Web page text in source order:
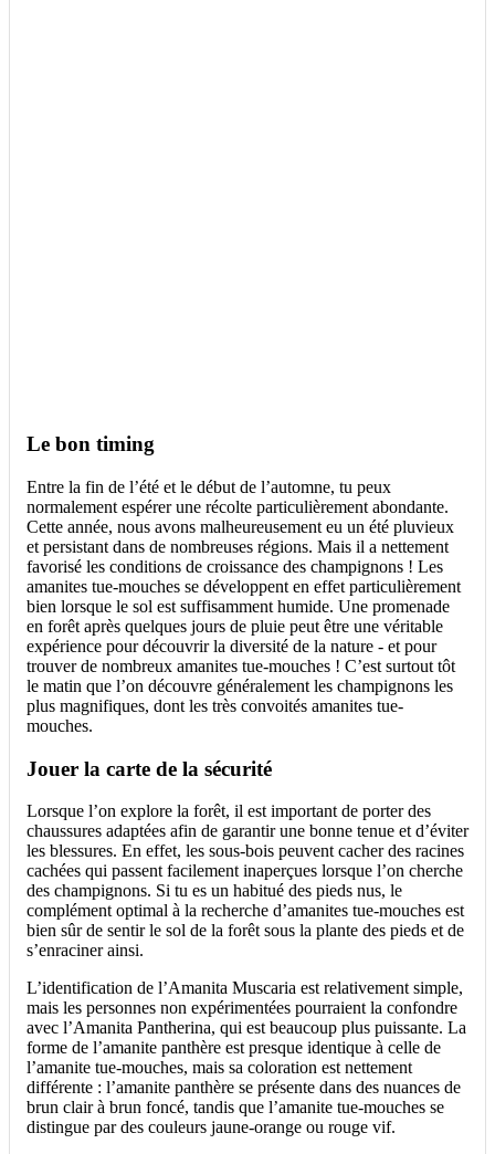
Le bon timing
Entre la fin de l’été et le début de l’automne, tu peux
normalement espérer une récolte particulièrement abondante.
Cette année, nous avons malheureusement eu un été pluvieux
et persistant dans de nombreuses régions. Mais il a nettement
favorisé les conditions de croissance des champignons ! Les
amanites tue-mouches se développent en effet particulièrement
bien lorsque le sol est suffisamment humide. Une promenade
en forêt après quelques jours de pluie peut être une véritable
expérience pour découvrir la diversité de la nature - et pour
trouver de nombreux amanites tue-mouches ! C’est surtout tôt
le matin que l’on découvre généralement les champignons les
plus magnifiques, dont les très convoités amanites tue-
mouches.
Jouer la carte de la sécurité
Lorsque l’on explore la forêt, il est important de porter des
chaussures adaptées afin de garantir une bonne tenue et d’éviter
les blessures. En effet, les sous-bois peuvent cacher des racines
cachées qui passent facilement inaperçues lorsque l’on cherche
des champignons. Si tu es un habitué des pieds nus, le
complément optimal à la recherche d’amanites tue-mouches est
bien sûr de sentir le sol de la forêt sous la plante des pieds et de
s’enraciner ainsi.
L’identification de l’Amanita Muscaria est relativement simple,
mais les personnes non expérimentées pourraient la confondre
avec l’Amanita Pantherina, qui est beaucoup plus puissante. La
forme de l’amanite panthère est presque identique à celle de
l’amanite tue-mouches, mais sa coloration est nettement
différente : l’amanite panthère se présente dans des nuances de
brun clair à brun foncé, tandis que l’amanite tue-mouches se
distingue par des couleurs jaune-orange ou rouge vif.